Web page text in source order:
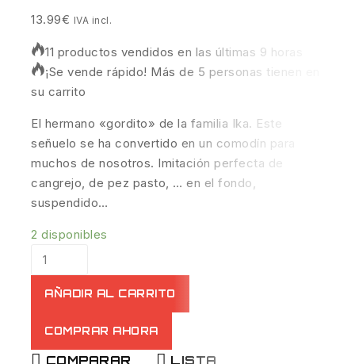
13.99€ IVA incl.
11 productos vendidos en las últimas 9 horas
¡Se vende rápido! Más de 5 personas tienen en
su carrito
El hermano «gordito» de la familia Ika. Este
señuelo se ha convertido en un comodín para
muchos de nosotros. Imitación perfecta de
cangrejo, de pez pasto, … en el fondo,
suspendido…
2 disponibles
AÑADIR AL CARRITO
COMPRAR AHORA
COMPARAR LISTA